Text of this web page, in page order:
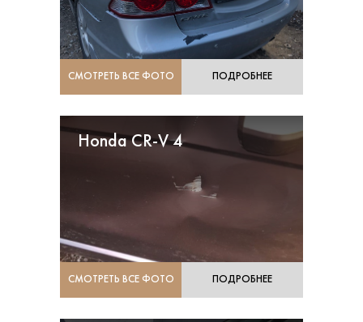
СМОТРЕТЬ ВСЕ ФОТО ПОДРОБНЕЕ
Honda CR-V 4
СМОТРЕТЬ ВСЕ ФОТО ПОДРОБНЕЕ